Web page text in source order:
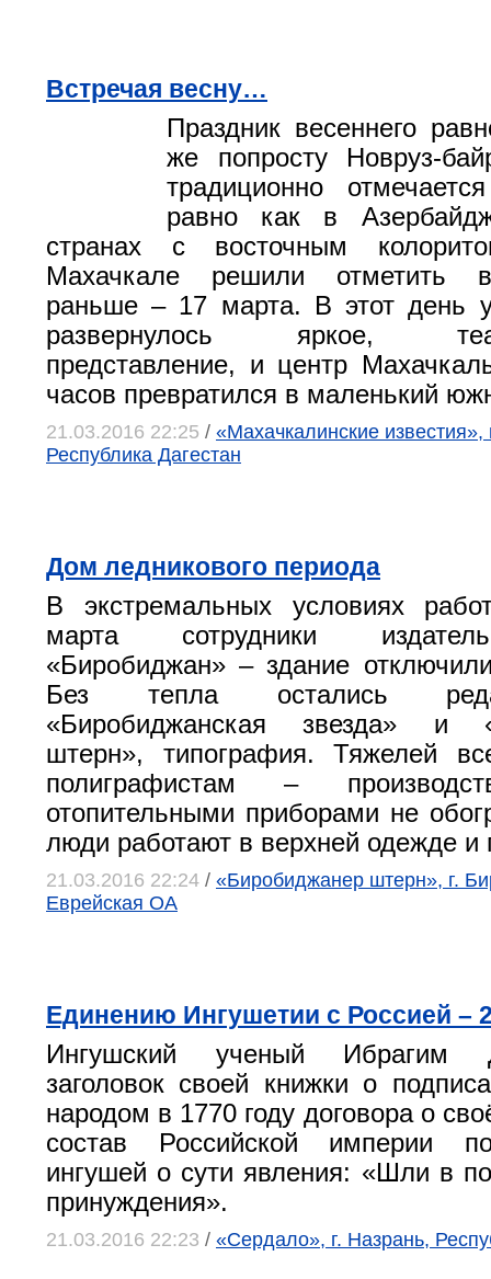
Встречая весну…
Праздник весеннего
же попросту Новруз-
традиционно
равно как в
странах с восточным
Махачкале решили отметить
раньше – 17 марта. В этот день
развернулось яркое,
представление, и центр
часов превратился в маленький
21.03.2016 22:25 / «Махачкалинские известия»,
Республика Дагестан
Дом ледникового периода
В экстремальных условиях
марта сотрудники
«Биробиджан» – здание
Без тепла остались
«Биробиджанская звезда» и
штерн», типография. Тяжелей
полиграфистам –
отопительными приборами не
люди работают в верхней одежде и
21.03.2016 22:24 / «Биробиджанер штерн», г.
Еврейская ОА
Единению Ингушетии с Россией –
Ингушский ученый Ибрагим
заголовок своей книжки о
народом в 1770 году договора о
состав Российской империи
ингушей о сути явления: «Шли в
принуждения».
21.03.2016 22:23 / «Сердало», г. Назрань,